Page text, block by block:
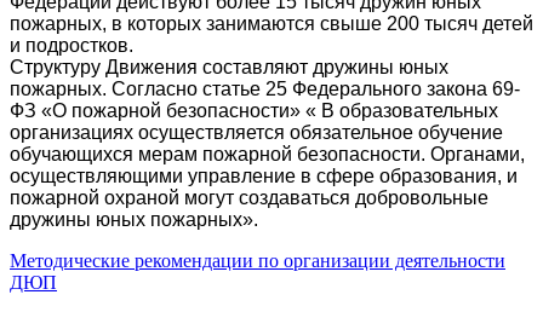
пожарных, в которых занимаются свыше 200 тысяч детей
и подростков.
Структуру Движения составляют дружины юных
пожарных. Согласно статье 25 Федерального закона 69-
ФЗ «О пожарной безопасности» « В образовательных
организациях осуществляется обязательное обучение
обучающихся мерам пожарной безопасности. Органами,
осуществляющими управление в сфере образования, и
пожарной охраной могут создаваться добровольные
дружины юных пожарных».
Методические рекомендации по организации деятельности
ДЮП